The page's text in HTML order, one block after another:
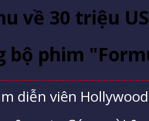
về 30 triệu
bộ phim